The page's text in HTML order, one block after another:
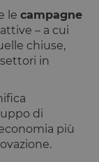
le campagne
– a cui
chiuse,
in
di
più
come
identificatore
del cliente. È
incluso in ogni
richiesta di
pagina in un
campagne per i
rapporti di
analisi dei siti.
1
Questo cookie
finale
utilizza il
sito Web e
qualsiasi
pubblicità
che l'utente
prima di
visitare il
sito Web.
Questo
cookie è